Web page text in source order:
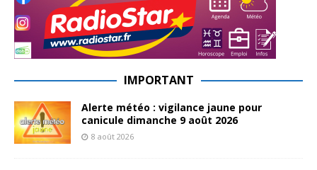
IMPORTANT
Alerte météo : vigilance jaune pour
canicule dimanche 9 août 2026
8 août 2026